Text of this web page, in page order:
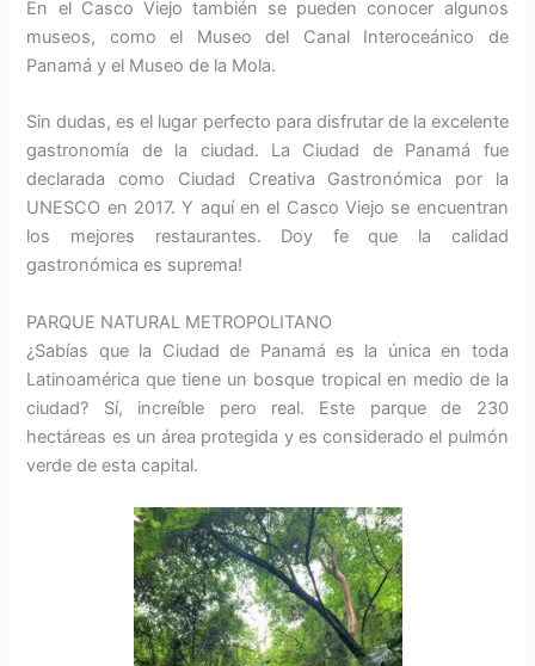
En el Casco Viejo también se pueden conocer algunos
museos, como el Museo del Canal Interoceánico de
Panamá y el Museo de la Mola.
Sin dudas, es el lugar perfecto para disfrutar de la excelente
gastronomía de la ciudad. La Ciudad de Panamá fue
declarada como Ciudad Creativa Gastronómica por la
UNESCO en 2017. Y aquí en el Casco Viejo se encuentran
los mejores restaurantes. Doy fe que la calidad
gastronómica es suprema!
PARQUE NATURAL METROPOLITANO
¿Sabías que la Ciudad de Panamá es la única en toda
Latinoamérica que tiene un bosque tropical en medio de la
ciudad? Sí, increíble pero real. Este parque de 230
hectáreas es un área protegida y es considerado el pulmón
verde de esta capital.